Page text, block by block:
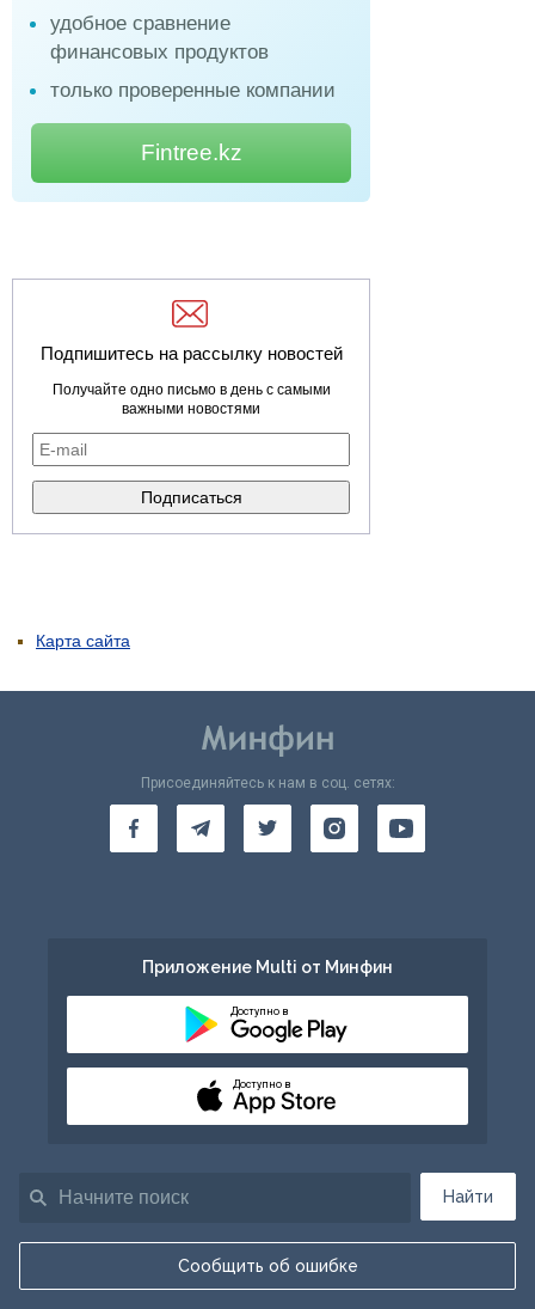
удобное сравнение
финансовых продуктов
только проверенные компании
Fintree.kz
Подпишитесь на рассылку новостей
Получайте одно письмо в день с самыми
важными новостями
Карта сайта
Найти
Сообщить об ошибке
Присоединяйтесь к нам в соц. сетях:
Приложение Multi от Минфин
Доступно в
Доступно в